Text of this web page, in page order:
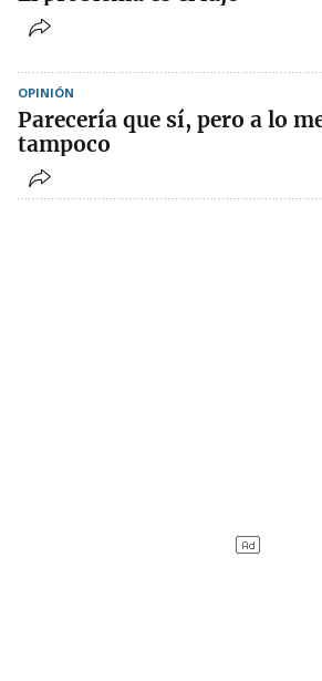
OPINIÓN
Parecería que sí, pero a lo
tampoco